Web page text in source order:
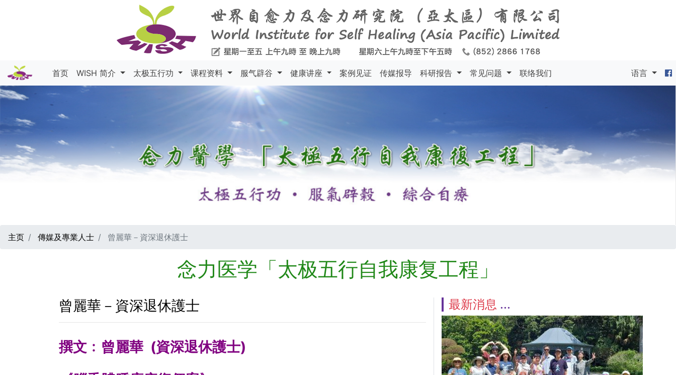
首页 WISH 简介 太极五行功 课程资料 服气辟谷 健康讲座 案例见证 传媒报导 科研报告 常见问题 联络我们 语言
主页 傳媒及專業人士 曾麗華－資深退休護士
念力医学「太极五行自我康复工程」
曾麗華－資深退休護士
撰文﹕曾麗華 (資深退休護士)
最新消息